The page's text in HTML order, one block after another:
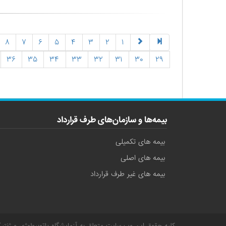
۱ ۲ ۳ ۴ ۵ ۶ ۷
۸
۲۹
۳۰ ۳۱ ۳۲ ۳۳ ۳۴ ۳۵ ۳۶
بیمه‌ها و سازمان‌های طرف قرارداد
بیمه های تکمیلی
بیمه های اصلی
بیمه های غیر طرف قرارداد